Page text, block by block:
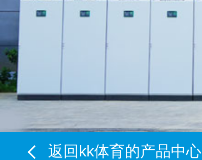
返回kk体育的产品中心